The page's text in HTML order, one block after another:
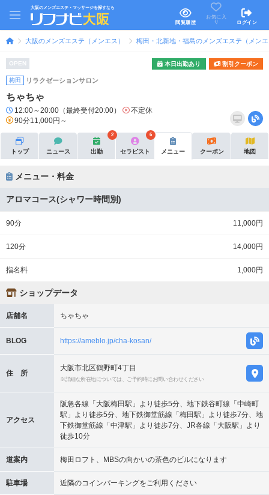
大阪のメンズエステ・マッサージを探すなら
閲覧履歴
お気に入
り
ログイン
大阪のメンズエステ（メンエス） 梅田・北新地・福島のメンズエステ（メン
OPEN 本日出勤あり 割引クーポン
梅田 リラクゼーションサロン
ちゃちゃ
12:00～20:00（最終受付20:00）
不定休
90分11,000円～
トップ ニュース 出勤
2
セラピスト
6
メニュー クーポン 地図
メニュー・料金
アロマコース(シャワー時間別)
90分 11,000円
120分 14,000円
指名料 1,000円
ショップデータ
店舗名 ちゃちゃ
BLOG https://ameblo.jp/cha-kosan/
住 所
大阪市北区鶴野町4丁目
※詳細な所在地については、ご予約時にお問い合わせください
アクセス
阪急各線「大阪梅田駅」より徒歩5分、地下鉄谷町線「中崎町
駅」より徒歩5分、地下鉄御堂筋線「梅田駅」より徒歩7分、地
下鉄御堂筋線「中津駅」より徒歩7分、JR各線「大阪駅」より
徒歩10分
道案内 梅田ロフト、MBSの向かいの茶色のビルになります
駐車場 近隣のコインパーキングをご利用ください